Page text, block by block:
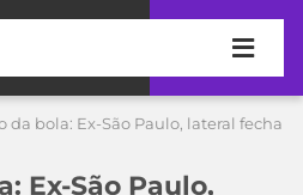
da bola: Ex-São Paulo, lateral fecha
Ex-São Paulo,